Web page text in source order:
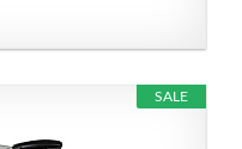
SALE